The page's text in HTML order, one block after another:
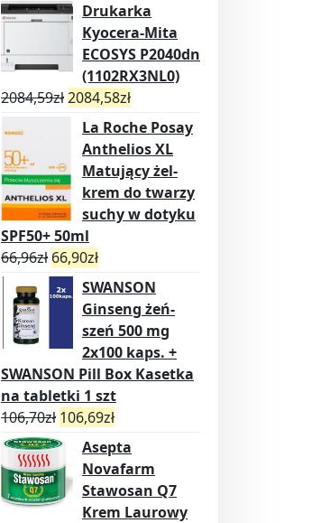
Drukarka
Kyocera-Mita
ECOSYS P2040dn
(1102RX3NL0)
2084,59zł2084,58zł
La Roche Posay
Anthelios XL
Matujący żel-
krem do twarzy
suchy w dotyku
SPF50+ 50ml
66,96zł 66,90zł
SWANSON
Ginseng żeń-
szeń 500 mg
2x100 kaps. +
SWANSON Pill Box Kasetka
na tabletki 1 szt
106,70zł 106,69zł
Asepta
Novafarm
Stawosan Q7
Krem Laurowy